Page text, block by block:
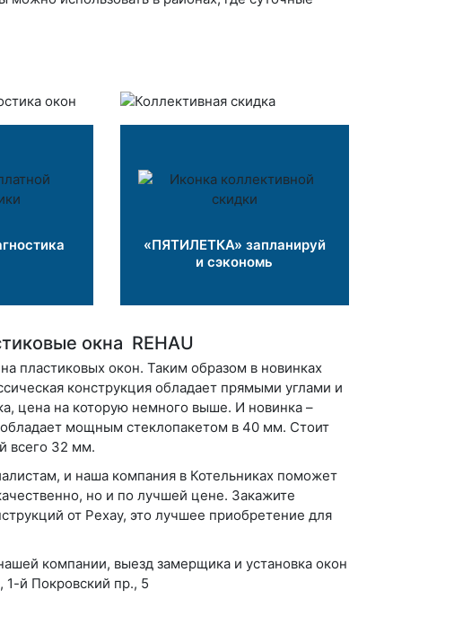
«ПЯТИЛЕТКА» запланируй
и сэкономь
окна REHAU
пластиковых окон. Таким образом в новинках
конструкция обладает прямыми углами и
цена на которую немного выше. И новинка –
мощным стеклопакетом в 40 мм. Стоит
всего 32 мм.
и наша компания в Котельниках поможет
но и по лучшей цене. Закажите
от Рехау, это лучшее приобретение для
компании, выезд замерщика и установка окон
1-й Покровский пр., 5